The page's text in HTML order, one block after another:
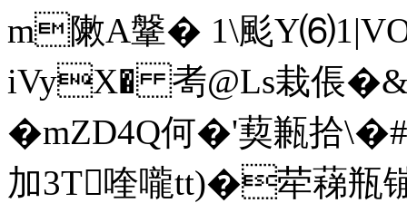
m敶A鞶� 1\颩Y⑹1|V
iVyX� 耉@Ls栽倀� &
�mZD4Q何�'葜甉拾
加3T喹嚨tt)�荦蕛瓶